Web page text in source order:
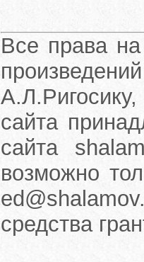
Все права на
сайта
сайта
возможно
средства